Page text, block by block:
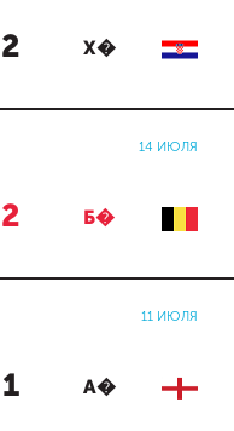
2 Х�
14 ИЮЛЯ
2 Б�
11 ИЮЛЯ
1 А�